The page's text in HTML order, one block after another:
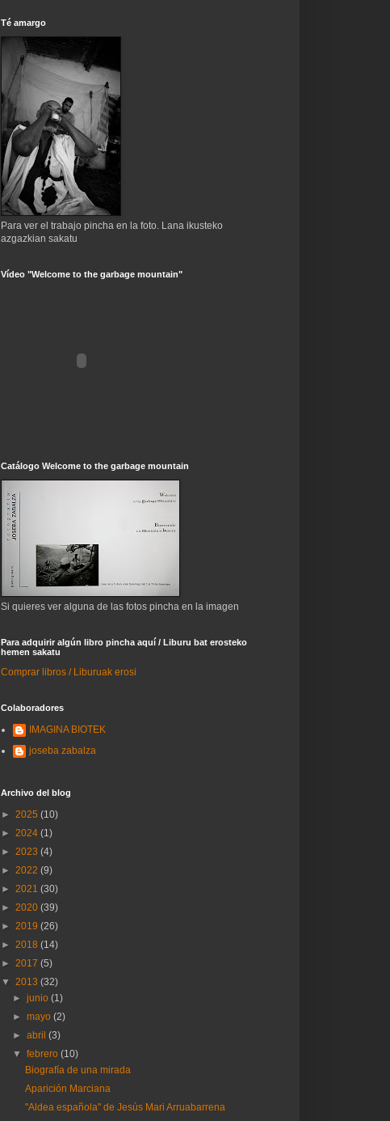
Té amargo
Para ver el trabajo pincha en la foto. Lana ikusteko
azgazkian sakatu
Vídeo "Welcome to the garbage mountain"
Catálogo Welcome to the garbage mountain
Si quieres ver alguna de las fotos pincha en la imagen
Para adquirir algún libro pincha aquí / Liburu bat erosteko
hemen sakatu
Comprar libros / Liburuak erosi
Colaboradores
IMAGINA BIOTEK
joseba zabalza
Archivo del blog
► 2025 (10)
► 2024 (1)
► 2023 (4)
► 2022 (9)
► 2021 (30)
► 2020 (39)
► 2019 (26)
► 2018 (14)
► 2017 (5)
▼ 2013 (32)
►junio(1)
►mayo(2)
►abril(3)
▼febrero(10)
Biografía de una mirada
Aparición Marciana
"Aldea española" de Jesús Mari Arruabarrena